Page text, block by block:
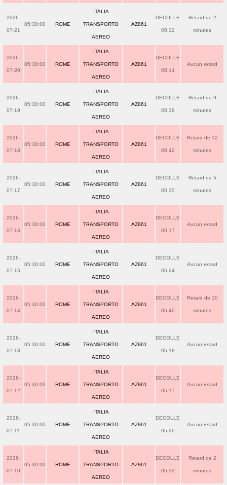
2026-
07-21
05:30:00 ROME
ITALIA
TRANSPORTO
AEREO
AZ861
DECOLLE
05:32
Retard de 2
minutes
2026-
07-20
05:30:00 ROME
ITALIA
TRANSPORTO
AEREO
AZ861
DECOLLE
05:14
Aucun retard
2026-
07-19
05:30:00 ROME
ITALIA
TRANSPORTO
AEREO
AZ861
DECOLLE
05:39
Retard de 9
minutes
2026-
07-18
05:30:00 ROME
ITALIA
TRANSPORTO
AEREO
AZ861
DECOLLE
05:42
Retard de 12
minutes
2026-
07-17
05:30:00 ROME
ITALIA
TRANSPORTO
AEREO
AZ861
DECOLLE
05:35
Retard de 5
minutes
2026-
07-16
05:30:00 ROME
ITALIA
TRANSPORTO
AEREO
AZ861
DECOLLE
05:17
Aucun retard
2026-
07-15
05:30:00 ROME
ITALIA
TRANSPORTO
AEREO
AZ861
DECOLLE
05:24
Aucun retard
2026-
07-14
05:30:00 ROME
ITALIA
TRANSPORTO
AEREO
AZ861
DECOLLE
05:40
Retard de 10
minutes
2026-
07-13
05:30:00 ROME
ITALIA
TRANSPORTO
AEREO
AZ861
DECOLLE
05:18
Aucun retard
2026-
07-12
05:30:00 ROME
ITALIA
TRANSPORTO
AEREO
AZ861
DECOLLE
05:17
Aucun retard
2026-
07-11
05:30:00 ROME
ITALIA
TRANSPORTO
AEREO
AZ861
DECOLLE
05:20
Aucun retard
2026-
07-10
05:30:00 ROME
ITALIA
TRANSPORTO
AEREO
AZ861
DECOLLE
05:32
Retard de 2
minutes